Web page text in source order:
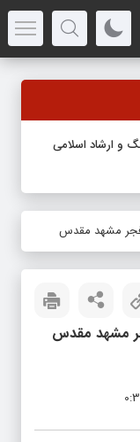
و ارشاد اسلامی
فجر مشهد مقدس
مشهد مقدس